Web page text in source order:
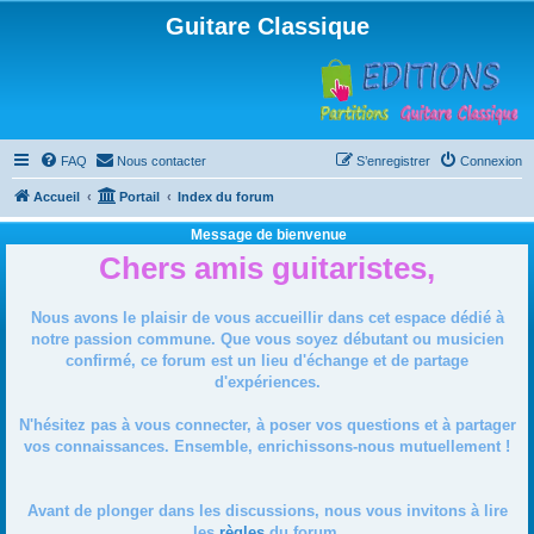
Guitare Classique
FAQ Nous contacter Connexion
S’enregistrer
Accueil Portail Index du forum
Message de bienvenue
Chers amis guitaristes,
Nous avons le plaisir de vous accueillir dans cet espace dédié à
notre passion commune. Que vous soyez débutant ou musicien
confirmé, ce forum est un lieu d'échange et de partage
d'expériences.
N'hésitez pas à vous connecter, à poser vos questions et à partager
vos connaissances. Ensemble, enrichissons-nous mutuellement !
Avant de plonger dans les discussions, nous vous invitons à lire